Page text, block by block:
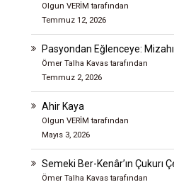
Olgun VERİM tarafından
Temmuz 12, 2026
Pasyondan Eğlenceye: Mizahın
Ömer Talha Kavas tarafından
Temmuz 2, 2026
Ahir Kaya
Olgun VERİM tarafından
Mayıs 3, 2026
Semeki Ber-Kenâr’ın Çukurı
Ömer Talha Kavas tarafından